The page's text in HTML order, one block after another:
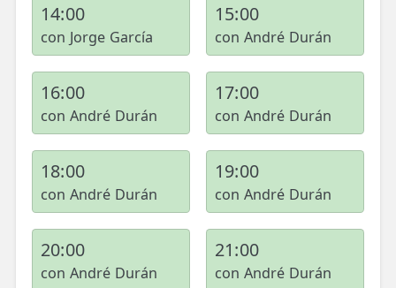
14:00
con Jorge García
15:00
con André Durán
16:00
con André Durán
17:00
con André Durán
18:00
con André Durán
19:00
con André Durán
20:00
con André Durán
21:00
con André Durán